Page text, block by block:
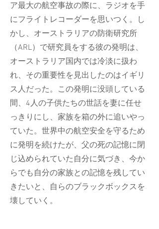
ア最大の航空事故の際に、ラジオを手
にフライトレコーダーを思いつく。し
かし、オーストラリアの防衛研究所
（ARL）で研究員をする彼の発明は、
オーストラリア国内では冷淡に扱わ
れ、その重要性を見出したのはイギリ
ス人だった。この発明に没頭している
間、4人の子供たちの世話を妻に任せ
っきりにし、家族を箱の外に追いやっ
ていた。世界中の航空安全を守るため
に発明を続けたが、父の死の記憶に閉
じ込められていた自分に気づき、今か
らでも自分の家族との記憶を残してい
きたいと、自らのブラックボックスを
壊していく。